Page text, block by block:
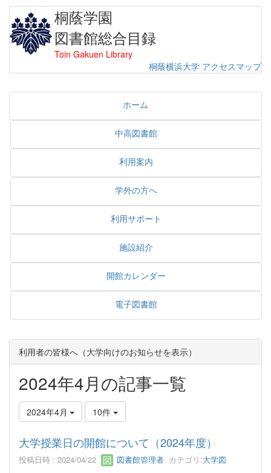
桐蔭学園
図書館総合目録
Toin Gakuen Library
桐蔭横浜大学 アクセスマップ
ホーム
中高図書館
利用案内
学外の方へ
利用サポート
施設紹介
開館カレンダー
電子図書館
利用者の皆様へ（大学向けのお知らせを表示）
2024年4月の記事一覧
2024年4月 10件
大学授業日の開館について（2024年度）
投稿日時 : 2024/04/22 図書館管理者 カテゴリ:大学図